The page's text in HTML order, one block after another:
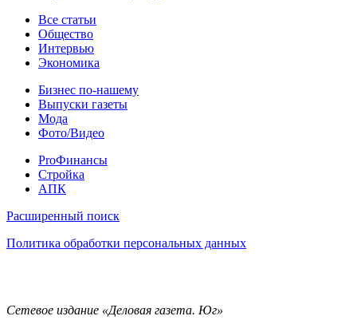
Статьи
Все статьи
Общество
Интервью
Экономика
Разное
Бизнес по-нашему
Выпуски газеты
Мода
Фото/Видео
Pro
ProФинансы
Стройка
АПК
Информация
Расширенный поиск
Политика обработки персональных данных
Контакты
Сетевое издание «Деловая газета. Юг»